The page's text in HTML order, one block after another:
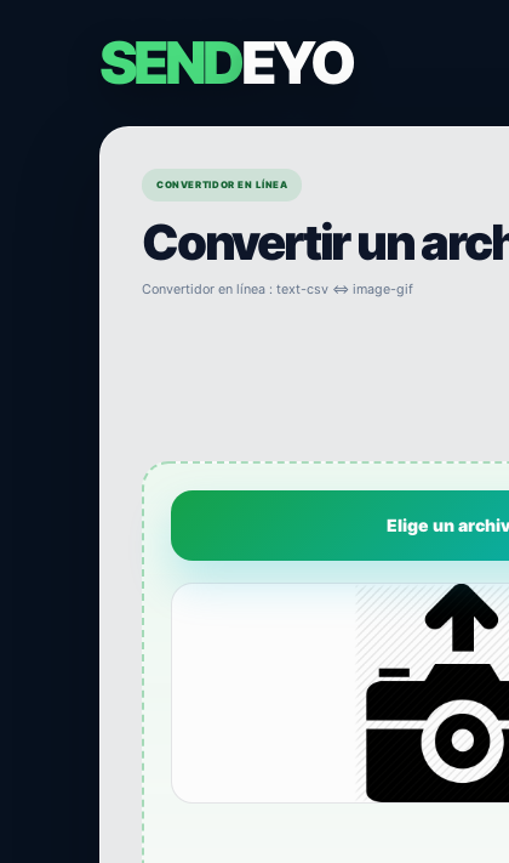
SENDEYO
CONVERTIDOR EN LÍNEA
Convertir un
Convertidor en línea : text-csv ⇔ image-gif
Elige un